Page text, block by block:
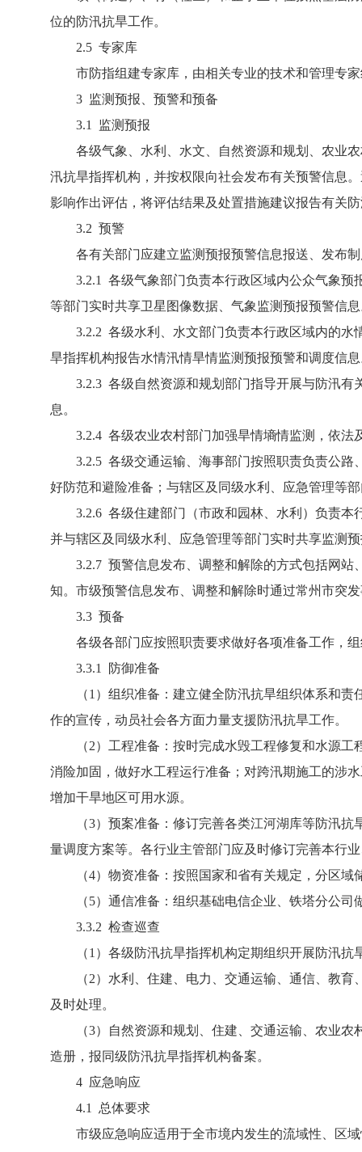
位的防汛抗旱工作。
2.5 专家库
市防指组建专家库，由相关专业的技术和管理专家
3 监测预报、预警和预备
3.1 监测预报
各级气象、水利、水文、自然资源和规划、农业农
汛抗旱指挥机构，并按权限向社会发布有关预警信息
影响作出评估，将评估结果及处置措施建议报告有关
3.2 预警
各有关部门应建立监测预报预警信息报送、发布制
3.2.1 各级气象部门负责本行政区域内公众气象预
等部门实时共享卫星图像数据、气象监测预报预警信
3.2.2 各级水利、水文部门负责本行政区域内的水
旱指挥机构报告水情汛情旱情监测预报预警和调度信
3.2.3 各级自然资源和规划部门指导开展与防汛有
息。
3.2.4 各级农业农村部门加强旱情墒情监测，依法
3.2.5 各级交通运输、海事部门按照职责负责公路
好防范和避险准备；与辖区及同级水利、应急管理等
3.2.6 各级住建部门（市政和园林、水利）负责本
并与辖区及同级水利、应急管理等部门实时共享监测
3.2.7 预警信息发布、调整和解除的方式包括网站
知。市级预警信息发布、调整和解除时通过常州市突
3.3 预备
各级各部门应按照职责要求做好各项准备工作，组
3.3.1 防御准备
（1）组织准备：建立健全防汛抗旱组织体系和责
作的宣传，动员社会各方面力量支援防汛抗旱工作。
（2）工程准备：按时完成水毁工程修复和水源工
消险加固，做好水工程运行准备；对跨汛期施工的涉
增加干旱地区可用水源。
（3）预案准备：修订完善各类江河湖库等防汛抗
量调度方案等。各行业主管部门应及时修订完善本行
（4）物资准备：按照国家和省有关规定，分区域
（5）通信准备：组织基础电信企业、铁塔分公司
3.3.2 检查巡查
（1）各级防汛抗旱指挥机构定期组织开展防汛抗
（2）水利、住建、电力、交通运输、通信、教育
及时处理。
（3）自然资源和规划、住建、交通运输、农业农
造册，报同级防汛抗旱指挥机构备案。
4 应急响应
4.1 总体要求
市级应急响应适用于全市境内发生的流域性、区域